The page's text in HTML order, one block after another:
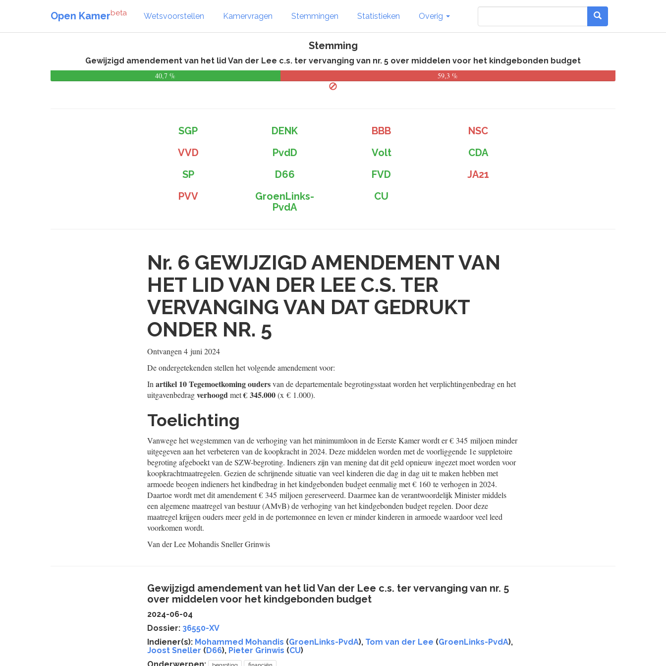
Open Kamerbeta Wetsvoorstellen Kamervragen Stemmingen Statistieken Overig
Stemming
Gewijzigd amendement van het lid Van der Lee c.s. ter vervanging van nr. 5 over middelen voor het kindgebonden budget
40,7 %
59,3 %
SGP DENK BBB
NSC
VVD
PvdD Volt
CDA
SP
D66 FVD
JA21
PVV
GroenLinks-
PvdA
CU
Nr. 6 GEWIJZIGD AMENDEMENT VAN
HET LID VAN DER LEE C.S. TER
VERVANGING VAN DAT GEDRUKT
ONDER NR. 5
Ontvangen 4 juni 2024
De ondergetekenden stellen het volgende amendement voor:
In artikel 10 Tegemoetkoming oudersvan de departementale begrotingsstaat worden het verplichtingenbedrag en het
uitgavenbedragverhoogdmet€ 345.000(x € 1.000).
Toelichting
Vanwege het wegstemmen van de verhoging van het minimumloon in de Eerste Kamer wordt er € 345 miljoen minder
uitgegeven aan het verbeteren van de koopkracht in 2024. Deze middelen worden met de voorliggende 1e suppletoire
begroting afgeboekt van de SZW-begroting. Indieners zijn van mening dat dit geld opnieuw ingezet moet worden voor
koopkrachtmaatregelen. Gezien de schrijnende situatie van veel kinderen die dag in dag uit te maken hebben met
armoede beogen indieners het kindbedrag in het kindgebonden budget eenmalig met € 160 te verhogen in 2024.
Daartoe wordt met dit amendement € 345 miljoen gereserveerd. Daarmee kan de verantwoordelijk Minister middels
een algemene maatregel van bestuur (AMvB) de verhoging van het kindgebonden budget regelen. Door deze
maatregel krijgen ouders meer geld in de portemonnee en leven er minder kinderen in armoede waardoor veel leed
voorkomen wordt.
Van der LeeMohandisSnellerGrinwis
Gewijzigd amendement van het lid Van der Lee c.s. ter vervanging van nr. 5
over middelen voor het kindgebonden budget
2024-06-04
Dossier: 36550-XV
Indiener(s): Mohammed Mohandis (GroenLinks-PvdA), Tom van der Lee (GroenLinks-PvdA),
Joost Sneller (D66), Pieter Grinwis (CU)